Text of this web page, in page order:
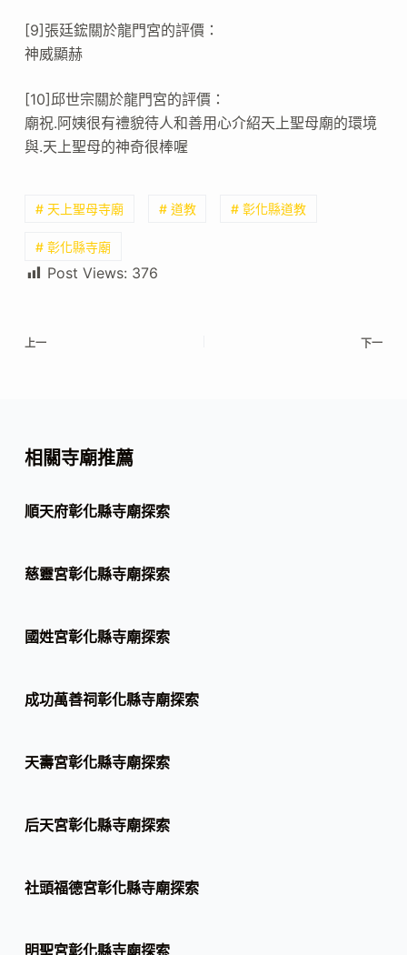
[9]張廷鋐關於龍門宮的評價：
神威顯赫
[10]邱世宗關於龍門宮的評價：
廟祝.阿姨很有禮貌待人和善用心介紹天上聖母廟的環境
與.天上聖母的神奇很棒喔
# 天上聖母寺廟 # 道教 # 彰化縣道教
# 彰化縣寺廟
Post Views: 376
上一 下一
相關寺廟推薦
順天府彰化縣寺廟探索
慈靈宮彰化縣寺廟探索
國姓宮彰化縣寺廟探索
成功萬善祠彰化縣寺廟探索
天壽宮彰化縣寺廟探索
后天宮彰化縣寺廟探索
社頭福德宮彰化縣寺廟探索
明聖宮彰化縣寺廟探索